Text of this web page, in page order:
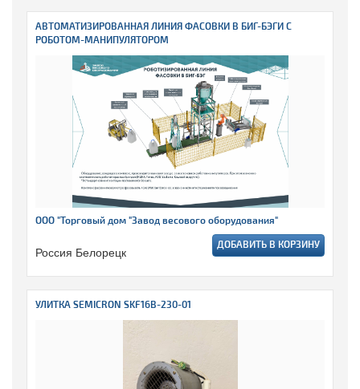
АВТОМАТИЗИРОВАННАЯ ЛИНИЯ ФАСОВКИ В БИГ-БЭГИ С
РОБОТОМ-МАНИПУЛЯТОРОМ
ООО "Торговый дом "Завод весового оборудования"
Россия Белорецк ДОБАВИТЬ В КОРЗИНУ
УЛИТКА SEMICRON SKF16B-230-01